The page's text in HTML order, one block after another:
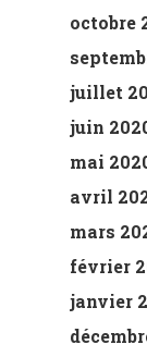
octobre
juillet
juin
mai
avril
mars
février
janvier